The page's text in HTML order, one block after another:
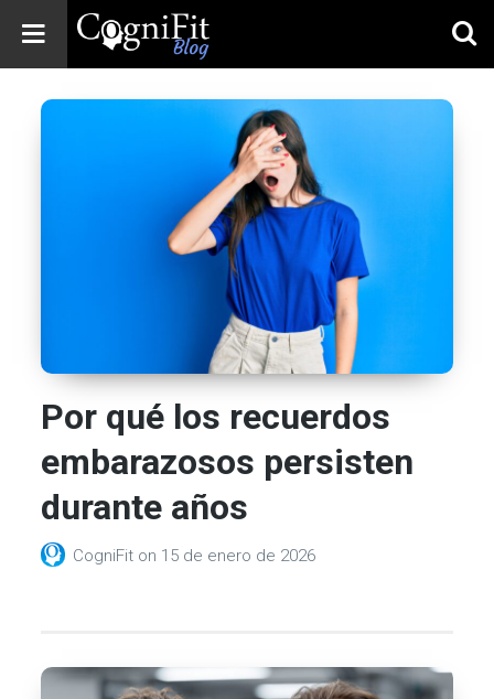
Blog: Brain
Brain Training,
Mental Health, and
Wellness
Por qué los recuerdos
embarazosos persisten
durante años
CogniFit on 15 de enero de 2026